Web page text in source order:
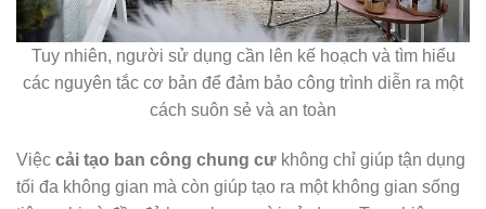
Tuy nhiên, người sử dụng cần lên kế hoạch và tìm hiểu
các nguyên tắc cơ bản để đảm bảo công trình diễn ra một
cách suôn sẻ và an toàn
Việc cải tạo ban công chung cư không chỉ giúp tận dụng
tối đa không gian mà còn giúp tạo ra một không gian sống